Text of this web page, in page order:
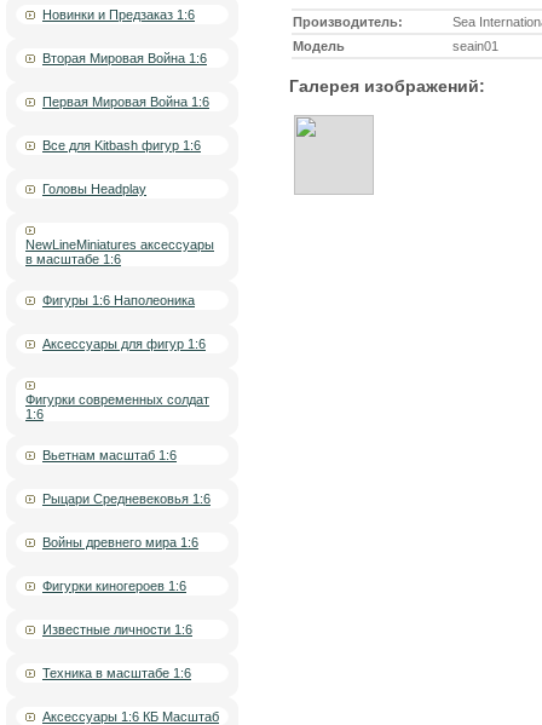
Новинки и Предзаказ 1:6
Вторая Мировая Война 1:6
Первая Мировая Война 1:6
Все для Kitbash фигур 1:6
Головы Headplay
NewLineMiniatures аксессуары
в масштабе 1:6
Фигуры 1:6 Наполеоника
Аксессуары для фигур 1:6
Фигурки современных солдат
1:6
Вьетнам масштаб 1:6
Рыцари Средневековья 1:6
Войны древнего мира 1:6
Фигурки киногероев 1:6
Известные личности 1:6
Техника в масштабе 1:6
Аксессуары 1:6 КБ Масштаб
Производитель:
Sea
Модель
seain01
Галерея изображений: